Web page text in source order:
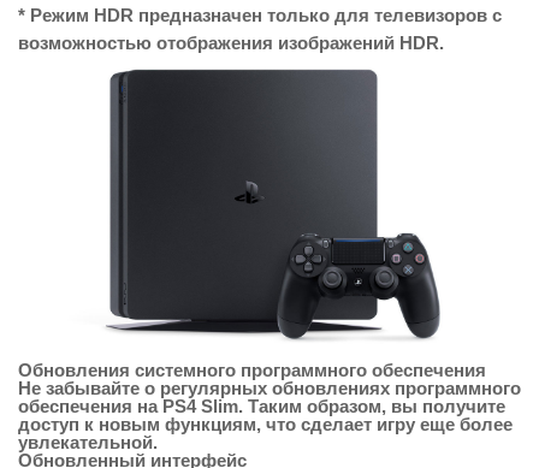
* Режим HDR предназначен только для телевизоров с
возможностью отображения изображений HDR.
Обновления системного программного обеспечения
Не забывайте о регулярных обновлениях программного
обеспечения на PS4 Slim. Таким образом, вы получите
доступ к новым функциям, что сделает игру еще более
увлекательной.
Обновленный интерфейс